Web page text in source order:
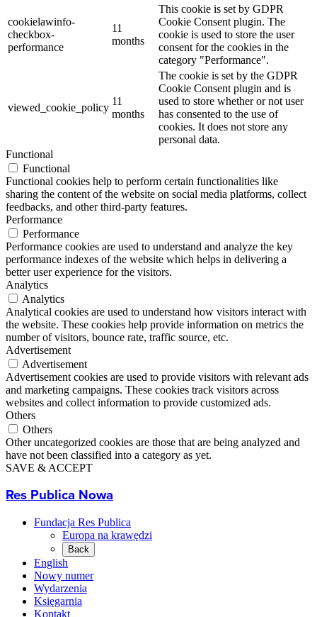
cookielawinfo-
checkbox-
performance
11
months
This cookie is set by GDPR
Cookie Consent plugin. The
cookie is used to store the user
consent for the cookies in the
category "Performance".
viewed_cookie_policy
11
months
The cookie is set by the GDPR
Cookie Consent plugin and is
used to store whether or not user
has consented to the use of
cookies. It does not store any
personal data.
Functional
Functional
Functional cookies help to perform certain functionalities like
sharing the content of the website on social media platforms, collect
feedbacks, and other third-party features.
Performance
Performance
Performance cookies are used to understand and analyze the key
performance indexes of the website which helps in delivering a
better user experience for the visitors.
Analytics
Analytics
Analytical cookies are used to understand how visitors interact with
the website. These cookies help provide information on metrics the
number of visitors, bounce rate, traffic source, etc.
Advertisement
Advertisement
Advertisement cookies are used to provide visitors with relevant ads
and marketing campaigns. These cookies track visitors across
websites and collect information to provide customized ads.
Others
Others
Other uncategorized cookies are those that are being analyzed and
have not been classified into a category as yet.
SAVE & ACCEPT
Res Publica Nowa
Fundacja Res Publica
Europa na krawędzi
Back
English
Nowy numer
Wydarzenia
Księgarnia
Kontakt